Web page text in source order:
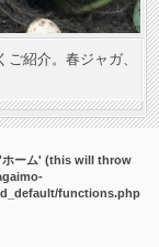
紹介。春ジャガ、
ーム' (this will throw
functions.php